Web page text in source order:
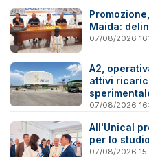
Maida:
07/08/2026
A2,
attivi
07/08/2026
All'Unical
per lo
07/08/2026